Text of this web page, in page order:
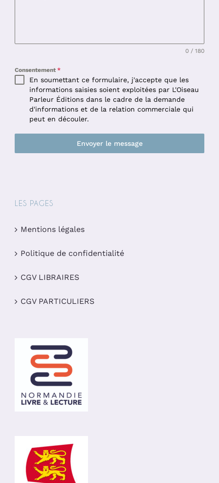
0 / 180
Consentement *
En soumettant ce formulaire, j'accepte que les
informations saisies soient exploitées par L'Oiseau
Parleur Éditions dans le cadre de la demande
d'informations et de la relation commerciale qui
peut en découler.
Envoyer le message
LES PAGES
Mentions légales
Politique de confidentialité
CGV LIBRAIRES
CGV PARTICULIERS